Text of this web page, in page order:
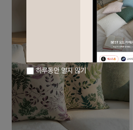
하루동안 열지 않기